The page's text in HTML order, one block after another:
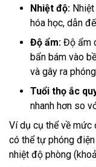
Nhiệt độ:
hóa học, dẫn
Độ ẩm: Độ ẩm
bẩn bám vào
và gây ra
Tuổi thọ ắc
nhanh hơn so
Ví dụ cụ thể về
có thể tự phóng
nhiệt độ phòng